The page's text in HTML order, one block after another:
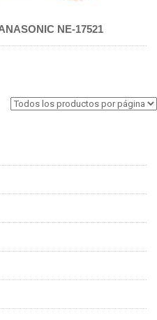
NE-17521